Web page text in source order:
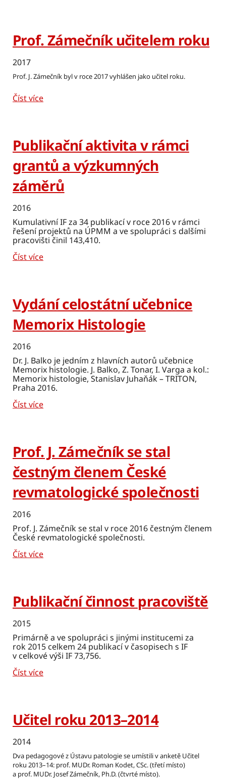
Prof. Zámečník učitelem roku
2017
Prof. J. Zámečník byl v roce 2017 vyhlášen jako učitel roku.
Číst více
Publikační aktivita v rámci
grantů a výzkumných
záměrů
2016
Kumulativní IF za 34 publikací v roce 2016 v rámci
řešení projektů na ÚPMM a ve spolupráci s dalšími
pracovišti činil 143,410.
Číst více
Vydání celostátní učebnice
Memorix Histologie
2016
Dr. J. Balko je jedním z hlavních autorů učebnice
Memorix histologie. J. Balko, Z. Tonar, I. Varga a kol.:
Memorix histologie, Stanislav Juhaňák – TRITON,
Praha 2016.
Číst více
Prof. J. Zámečník se stal
čestným členem České
revmatologické společnosti
2016
Prof. J. Zámečník se stal v roce 2016 čestným členem
České revmatologické společnosti.
Číst více
Publikační činnost pracoviště
2015
Primárně a ve spolupráci s jinými institucemi za
rok 2015 celkem 24 publikací v časopisech s IF
v celkové výši IF 73,756.
Číst více
Učitel roku 2013–2014
2014
Dva pedagogové z Ústavu patologie se umístili v anketě Učitel
roku 2013–14: prof. MUDr. Roman Kodet, CSc. (třetí místo)
a prof. MUDr. Josef Zámečník, Ph.D. (čtvrté místo).